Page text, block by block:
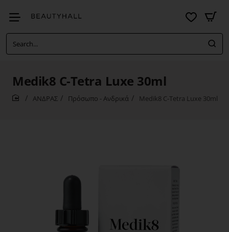
Search...
Medik8 C-Tetra Luxe 30ml
ΑΝΔΡΑΣ Πρόσωπο - Ανδρικά Medik8 C-Tetra Luxe 30ml